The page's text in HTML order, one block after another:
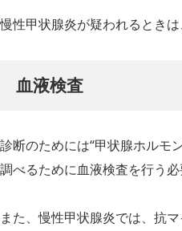
慢性甲状腺炎が疑われるとき
血液検査
診断のためには“甲状腺ホルモ
調べるために血液検査を行う必
また、慢性甲状腺炎では、抗